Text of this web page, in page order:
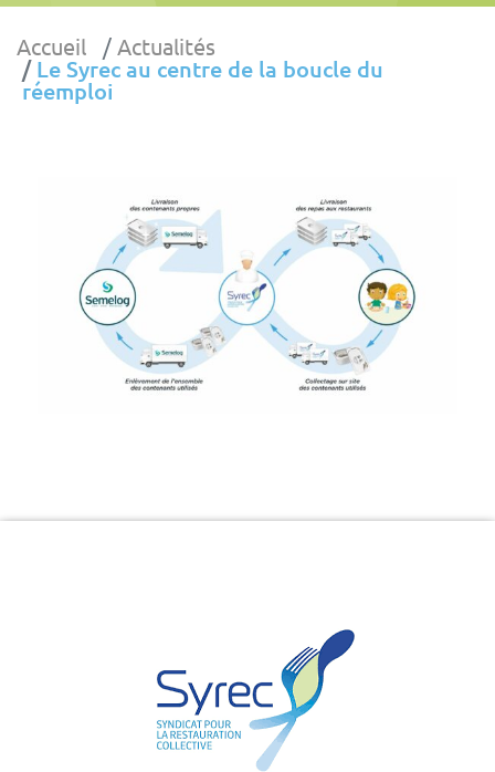
Accueil
Actualités
Le Syrec au centre de la boucle du
réemploi